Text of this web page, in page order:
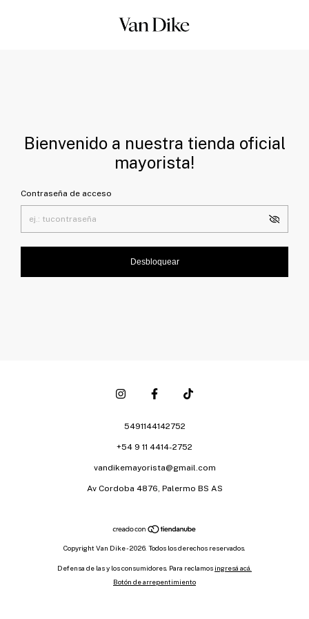
Bienvenido a nuestra tienda oficial
mayorista!
Contraseña de acceso
Desbloquear
5491144142752
+54 9 11 4414-2752
vandikemayorista@gmail.com
Av Cordoba 4876, Palermo BS AS
Copyright Van Dike - 2026. Todos los derechos reservados.
Defensa de las y los consumidores. Para reclamos ingresá acá.
Botón de arrepentimiento